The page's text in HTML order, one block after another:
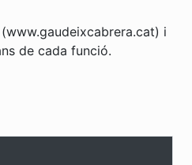
i
de cada funció.